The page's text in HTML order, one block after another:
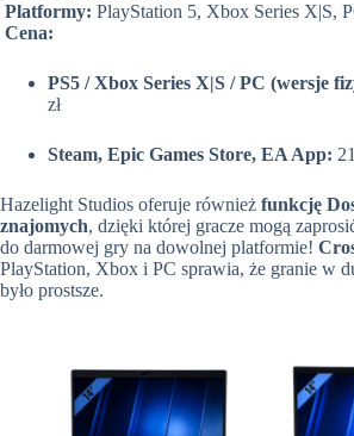
Platformy: PlayStation 5, Xbox Series X|S,
Cena:
PS5 / Xbox Series X|S / PC (wersje
zł
Steam, Epic Games Store, EA App:
Hazelight Studios oferuje również funkcję
znajomych, dzięki której gracze mogą
do darmowej gry na dowolnej platformie!
PlayStation, Xbox i PC sprawia, że granie w
było prostsze.